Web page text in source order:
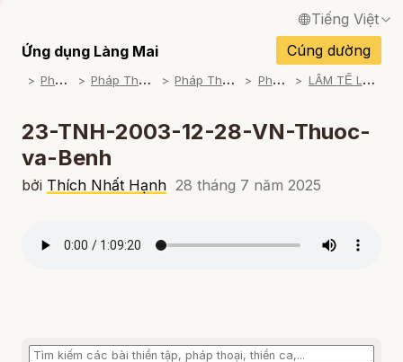
Tiếng Việt
English / Tiếng Anh
Français / Tiếng Pháp
Español / Tiếng Tây Ban Nha
Italiano / Tiếng Ý
Ứng dụng Làng Mai
Cúng dường
P
háp Thoại P
háp Thoại Thiền Sư Thích Nhất Hạnh P
háp Thoại Theo Bộ An Cư Kiết Đông P
háp Thoại Mp3 L
ÂM TẾ LỤC - NGƯỜI VÔ SỰ (2003-2004)
23-TNH-2003-12-28-VN-Thuoc-
va-Benh
bởi Thích Nhất Hạnh 28 tháng 7 năm 2025